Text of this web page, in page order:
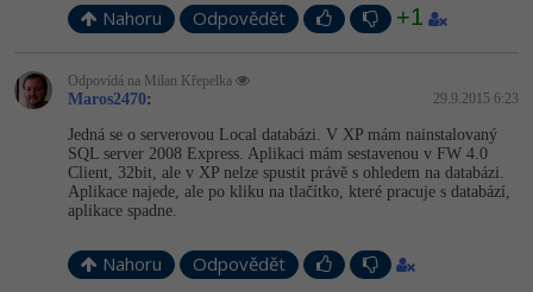
SEO specialista
Algoritmy
Více
Nahoru Odpovědět +1
Odpovídá na Milan Křepelka
Maros2470: 29.9.2015 6:23
Jedná se o serverovou Local databázi. V XP mám nainstalovaný
SQL server 2008 Express. Aplikaci mám sestavenou v FW 4.0
Client, 32bit, ale v XP nelze spustit právě s ohledem na databázi.
Aplikace najede, ale po kliku na tlačítko, které pracuje s databází,
aplikace spadne.
Nahoru Odpovědět